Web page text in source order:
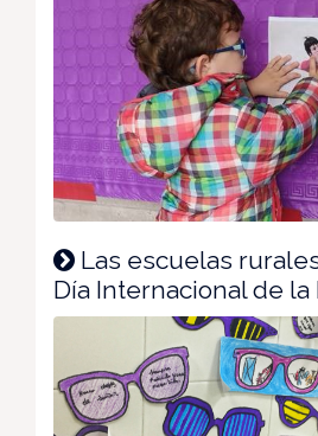
Las escuelas
Día Internacional de la